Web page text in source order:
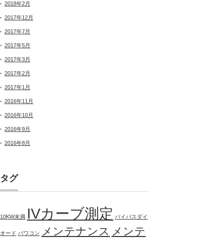
2018年2月
2017年12月
2017年7月
2017年5月
2017年3月
2017年2月
2017年1月
2016年11月
2016年10月
2016年9月
2016年8月
タグ
10KW未満 IVカーブ測定 バイパスダイ
オード パワコン メンテナンス メンテ